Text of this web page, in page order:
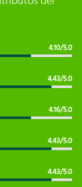
4.10/5.0
4.43/5.0
4.16/5.0
4.43/5.0
4.43/5.0